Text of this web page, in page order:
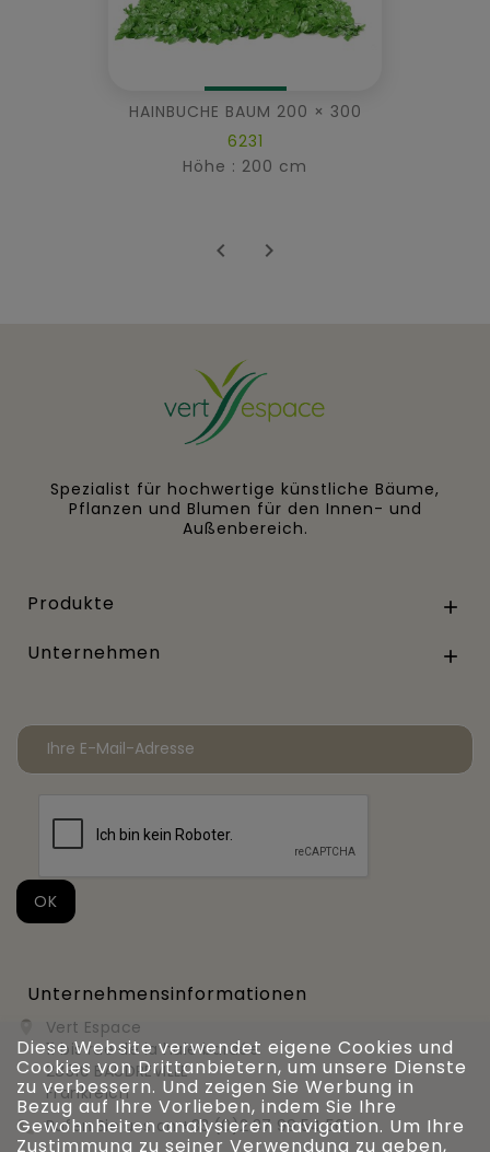
HAINBUCHE BAUM 200 × 300
6231
Höhe : 200 cm
 
Spezialist für hochwertige künstliche Bäume,
Pflanzen und Blumen für den Innen- und
Außenbereich.
Produkte 
Unternehmen 
Unternehmensinformationen

Vert Espace
11 bis rue de la haie bardée
28310 BAUDREVILLE
Frankreich
 Rufen Sie uns an +33 (0)2 37 99 54 56
Diese Website verwendet eigene Cookies und
Cookies von Drittanbietern, um unsere Dienste
zu verbessern. Und zeigen Sie Werbung in
Bezug auf Ihre Vorlieben, indem Sie Ihre
Gewohnheiten analysieren navigation. Um Ihre
Zustimmung zu seiner Verwendung zu geben,